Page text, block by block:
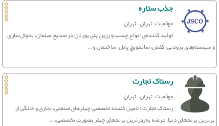
جذب ستاره
موقعیت: تهران ، تهران
تولید کننده‌ی انواع چسب و رزین پلی یورتان در صنایع مبلمان، یخچال‌سازی
و سیستم‌های برودتی، کفش، ساندویچ پانل، ساختمان و ...
رستاک تجارت
موقعیت: تهران ، تهران
رستاک تجارت ؛ تامین کننده تخصصی چیلرهای صنعتی، تجاری و خانگی از
برترین برندهای دنیا. عرضه به‌روزترین برندهای چیلر بصورت تخصصی، ...